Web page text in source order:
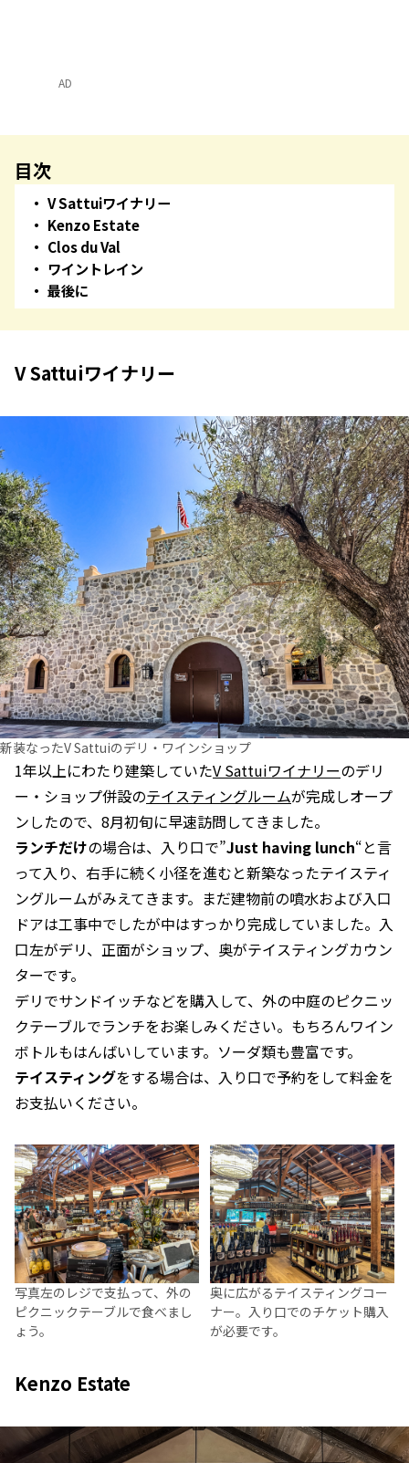
AD
目次
V Sattuiワイナリー
Kenzo Estate
Clos du Val
ワイントレイン
最後に
V Sattuiワイナリー
新装なったV Sattuiのデリ・ワインショップ
1年以上にわたり建築していたV Sattuiワイナリーのデリ
ー・ショップ併設のテイスティングルームが完成しオープ
ンしたので、8月初旬に早速訪問してきました。
ランチだけの場合は、入り口で”Just having lunch“と言
って入り、右手に続く小径を進むと新築なったテイスティ
ングルームがみえてきます。まだ建物前の噴水および入口
ドアは工事中でしたが中はすっかり完成していました。入
口左がデリ、正面がショップ、奥がテイスティングカウン
ターです。
デリでサンドイッチなどを購入して、外の中庭のピクニッ
クテーブルでランチをお楽しみください。もちろんワイン
ボトルもはんばいしています。ソーダ類も豊富です。
テイスティングをする場合は、入り口で予約をして料金を
お支払いください。
写真左のレジで支払って、外の
ピクニックテーブルで食べまし
ょう。
奥に広がるテイスティングコー
ナー。入り口でのチケット購入
が必要です。
Kenzo Estate